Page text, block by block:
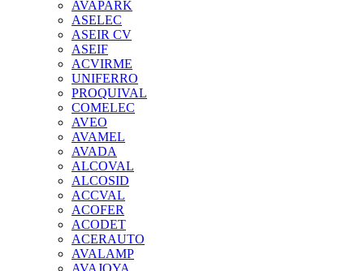
AVAPARK
ASELEC
ASEIR CV
ASEIF
ACVIRME
UNIFERRO
PROQUIVAL
COMELEC
AVEO
AVAMEL
AVADA
ALCOVAL
ALCOSID
ACCVAL
ACOFER
ACODET
ACERAUTO
AVALAMP
AVAJOYA